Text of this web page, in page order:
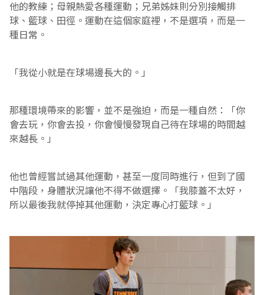
他的教練；母親熱愛各種運動；兄弟姊妹則分別接觸排
球、籃球、田徑。運動在這個家庭裡，不是選項，而是一
種日常。
「我從小就是在球場邊長大的。」
那種環境帶來的影響，並不是強迫，而是一種自然：「你
會去玩，你會去投，你會慢慢發現自己待在球場的時間越
來越長。」
他也曾經嘗試過其他運動，甚至一度同時進行，但到了國
中階段，身體狀況讓他不得不做選擇。「我膝蓋不太好，
所以最後我就停掉其他運動，決定專心打籃球。」